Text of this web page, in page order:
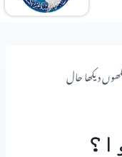
دیکھا حال